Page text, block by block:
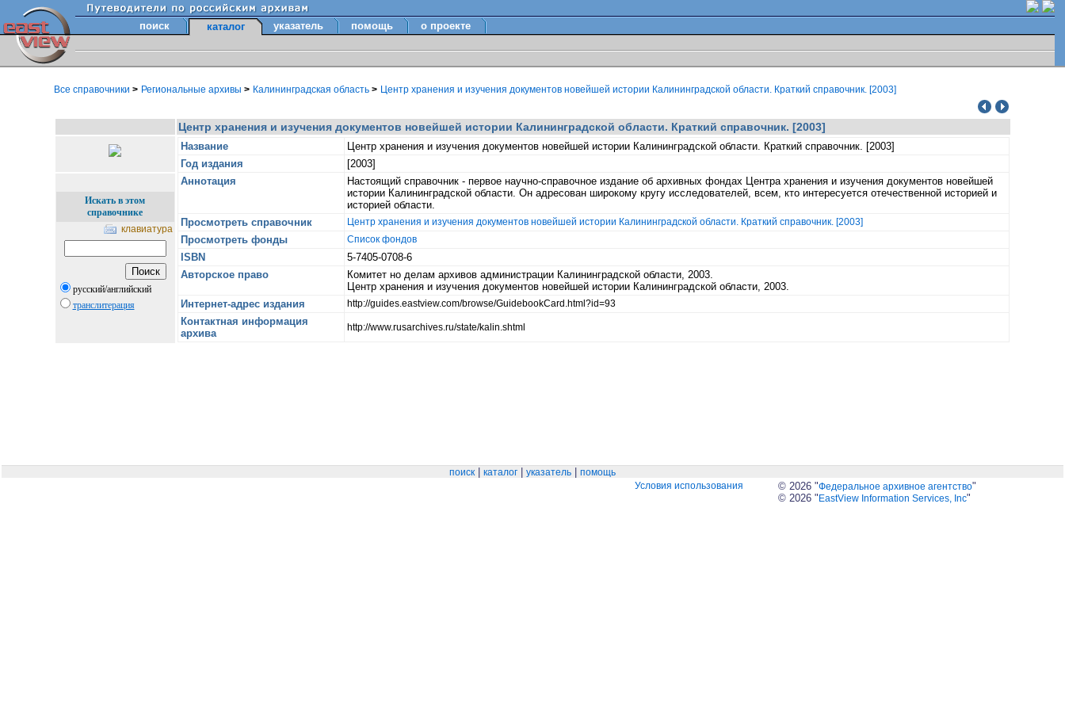
поиск каталог указатель помощь о проекте
Все справочники > Региональные архивы > Калининградская область > Центр хранения и изучения документов новейшей истории Калининградской области. Краткий справочник. [2003]
Центр хранения и изучения документов новейшей истории Калининградской области. Краткий справочник. [2003]
Название
Центр хранения и изучения документов новейшей истории Калининградской области. Краткий справочник. [2003]
Год издания
[2003]
Аннотация
Настоящий справочник - первое научно-справочное издание об архивных фондах Центра хранения и изучения документов новейшей
истории Калининградской области. Он адресован широкому кругу исследователей, всем, кто интересуется отечественной историей и
историей области.
Просмотреть справочник
Центр хранения и изучения документов новейшей истории Калининградской области. Краткий справочник. [2003]
Просмотреть фонды Список фондов
ISBN
5-7405-0708-6
Авторское право
Комитет но делам архивов администрации Калининградской области, 2003.
Центр хранения и изучения документов новейшей истории Калининградской области, 2003.
Интернет-адрес издания
http://guides.eastview.com/browse/GuidebookCard.html?id=93
Контактная информация
архива
http://www.rusarchives.ru/state/kalin.shtml
Искать в этом
справочнике
клавиатура
русский/английский
транслитерация
поиск каталог указатель
помощь
Условия использования
© 2026 "Федеральное архивное агентство"
© 2026 " EastView Information Services, Inc"